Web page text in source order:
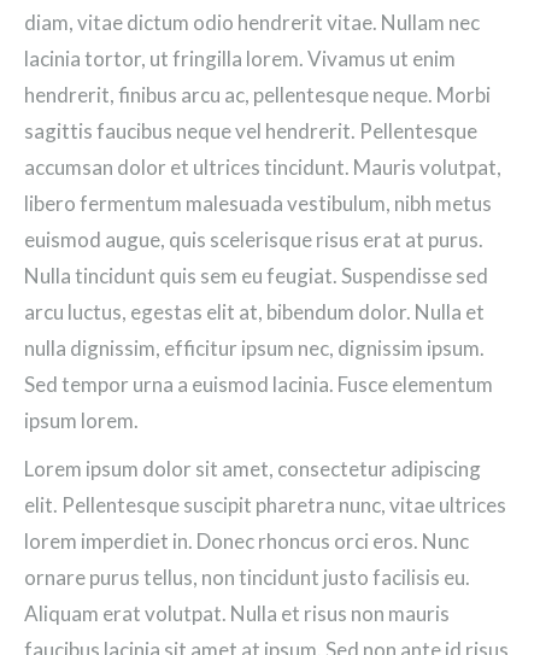
diam, vitae dictum odio hendrerit vitae. Nullam nec
lacinia tortor, ut fringilla lorem. Vivamus ut enim
hendrerit, finibus arcu ac, pellentesque neque. Morbi
sagittis faucibus neque vel hendrerit. Pellentesque
accumsan dolor et ultrices tincidunt. Mauris volutpat,
libero fermentum malesuada vestibulum, nibh metus
euismod augue, quis scelerisque risus erat at purus.
Nulla tincidunt quis sem eu feugiat. Suspendisse sed
arcu luctus, egestas elit at, bibendum dolor. Nulla et
nulla dignissim, efficitur ipsum nec, dignissim ipsum.
Sed tempor urna a euismod lacinia. Fusce elementum
ipsum lorem.
Lorem ipsum dolor sit amet, consectetur adipiscing
elit. Pellentesque suscipit pharetra nunc, vitae ultrices
lorem imperdiet in. Donec rhoncus orci eros. Nunc
ornare purus tellus, non tincidunt justo facilisis eu.
Aliquam erat volutpat. Nulla et risus non mauris
faucibus lacinia sit amet at ipsum. Sed non ante id risus